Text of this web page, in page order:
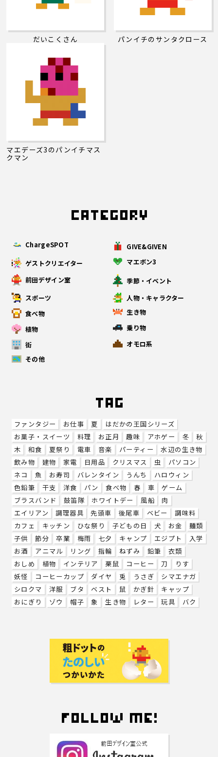
ChargeSPOT
GIVE&GIVEN
ゲストクリエイター
マエボン3
前田デザイン室
季節・イベント
スポーツ
人物・キャラクター
食べ物
生き物
植物
乗り物
街
オモロ系
その他
ファンタジー お仕事 夏
はだかの王国シリーズ
お菓子・スイーツ
料理 お正月 趣味 アホゲー 冬
秋
木
和食 夏祭り 電車 音楽 パーティー
水辺の生き物
飲み物
建物 家電 日用品 クリスマス 虫
パソコン
ネコ
魚 お寿司 バレンタイン うんち
ハロウィン
色鉛筆
干支 洋食 パン 食べ物 春 車
ゲーム
ブラスバンド
鼓笛隊 ホワイトデー 風船
肉
エイリアン
調理器具 先頭車 後尾車 ベビー
調味料
カフェ
キッチン ひな祭り 子どもの日 犬 お金
麺類
子供
節分 卒業 梅雨 七夕 キャンプ エジプト
入学
お酒
アニマル リング 指輪 ねずみ 鉛筆
衣類
おしめ
植物 インテリア 栗鼠 コーヒー 刀
りす
妖怪
コーヒーカップ ダイヤ 兎 うさぎ
シマエナガ
シロクマ
洋服 ブタ ベスト 鼠 かぎ針
キャップ
おにぎり
ゾウ 帽子 象 生き物 レター 玩具 バク
だいこくさん パンイチのサンタクロース
マエデーズ3のパンイチマス
クマン